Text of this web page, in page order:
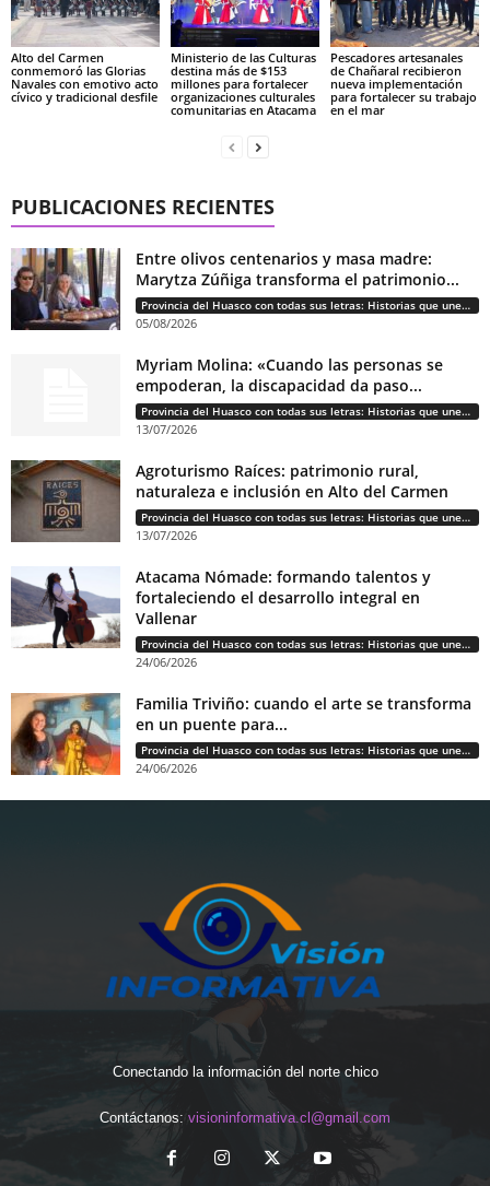
Alto del Carmen
conmemoró las Glorias
Navales con emotivo acto
cívico y tradicional desfile
Ministerio de las Culturas
destina más de $153
millones para fortalecer
organizaciones culturales
comunitarias en Atacama
Pescadores artesanales
de Chañaral recibieron
nueva implementación
para fortalecer su trabajo
en el mar
PUBLICACIONES RECIENTES
Entre olivos centenarios y masa madre:
Marytza Zúñiga transforma el patrimonio...
Provincia del Huasco con todas sus letras: Historias que unen cultura, diversidad e identidad
05/08/2026
Myriam Molina: «Cuando las personas se
empoderan, la discapacidad da paso...
Provincia del Huasco con todas sus letras: Historias que unen cultura, diversidad e identidad
13/07/2026
Agroturismo Raíces: patrimonio rural,
naturaleza e inclusión en Alto del Carmen
Provincia del Huasco con todas sus letras: Historias que unen cultura, diversidad e identidad
13/07/2026
Atacama Nómade: formando talentos y
fortaleciendo el desarrollo integral en
Vallenar
Provincia del Huasco con todas sus letras: Historias que unen cultura, diversidad e identidad
24/06/2026
Familia Triviño: cuando el arte se transforma
en un puente para...
Provincia del Huasco con todas sus letras: Historias que unen cultura, diversidad e identidad
24/06/2026
Conectando la información del norte chico
Contáctanos: visioninformativa.cl@gmail.com